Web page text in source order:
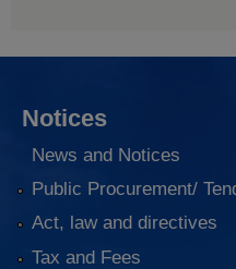
Notices
News and Notices
Public Procurement/
Act, law and directives
Tax and Fees